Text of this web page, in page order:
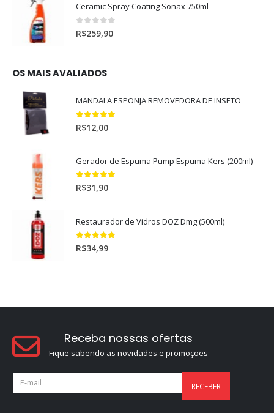
Ceramic Spray Coating Sonax 750ml
0 out of 5
R$259,90
OS MAIS AVALIADOS
MANDALA ESPONJA REMOVEDORA DE INSETO
5.00out of 5
R$12,00
Gerador de Espuma Pump Espuma Kers (200ml)
5.00 out of 5
R$31,90
Restaurador de Vidros DOZ Dmg (500ml)
5.00out of 5
R$34,99
Receba nossas ofertas
Fique sabendo as novidades e promoções